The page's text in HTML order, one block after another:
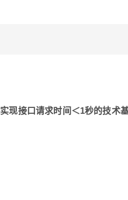
现接口请求时间＜1秒的技术